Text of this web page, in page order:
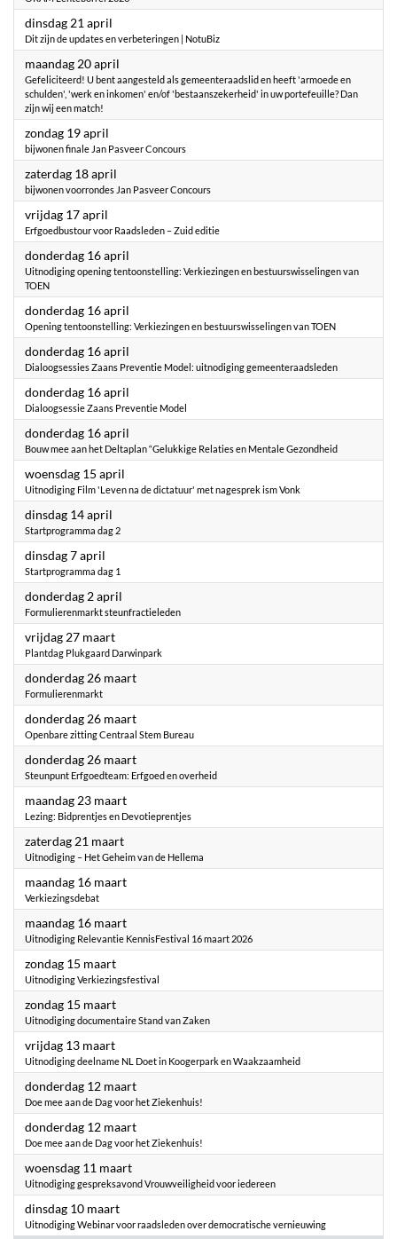
dinsdag 21 april
Dit zijn de updates en verbeteringen | NotuBiz
maandag 20 april
Gefeliciteerd! U bent aangesteld als gemeenteraadslid en heeft 'armoede en
schulden', 'werk en inkomen' en/of 'bestaanszekerheid' in uw portefeuille? Dan
zijn wij een match!
zondag 19 april
bijwonen finale Jan Pasveer Concours
zaterdag 18 april
bijwonen voorrondes Jan Pasveer Concours
vrijdag 17 april
Erfgoedbustour voor Raadsleden – Zuid editie
donderdag 16 april
Uitnodiging opening tentoonstelling: Verkiezingen en bestuurswisselingen van
TOEN
donderdag 16 april
Opening tentoonstelling: Verkiezingen en bestuurswisselingen van TOEN
donderdag 16 april
Dialoogsessies Zaans Preventie Model: uitnodiging gemeenteraadsleden
donderdag 16 april
Dialoogsessie Zaans Preventie Model
donderdag 16 april
Bouw mee aan het Deltaplan “Gelukkige Relaties en Mentale Gezondheid
woensdag 15 april
Uitnodiging Film 'Leven na de dictatuur' met nagesprek ism Vonk
dinsdag 14 april
Startprogramma dag 2
dinsdag 7 april
Startprogramma dag 1
donderdag 2 april
Formulierenmarkt steunfractieleden
vrijdag 27 maart2026
Plantdag Plukgaard Darwinpark
donderdag 26 maart2026
Formulierenmarkt
donderdag 26 maart2026
Openbare zitting Centraal Stem Bureau
donderdag 26 maart2026
Steunpunt Erfgoedteam: Erfgoed en overheid
maandag 23 maart2026
Lezing: Bidprentjes en Devotieprentjes
zaterdag 21 maart2026
Uitnodiging – Het Geheim van de Hellema
maandag 16 maart2026
Verkiezingsdebat
maandag 16 maart2026
Uitnodiging Relevantie KennisFestival 16 maart 2026
zondag 15 maart2026
Uitnodiging Verkiezingsfestival
zondag 15 maart2026
Uitnodiging documentaire Stand van Zaken
vrijdag 13 maart2026
Uitnodiging deelname NL Doet in Koogerpark en Waakzaamheid
donderdag 12 maart2026
Doe mee aan de Dag voor het Ziekenhuis!
donderdag 12 maart2026
Doe mee aan de Dag voor het Ziekenhuis!
woensdag 11 maart2026
Uitnodiging gespreksavond Vrouwveiligheid voor iedereen
dinsdag 10 maart2026
Uitnodiging Webinar voor raadsleden over democratische vernieuwing